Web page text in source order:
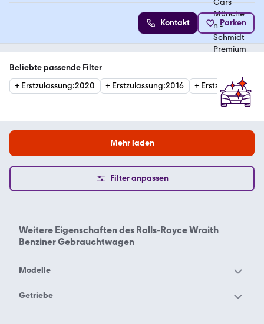
Kontakt Parken
Beliebte passende Filter
+ Erstzulassung:2020 + Erstzulassung:2016 + Erstzulassung
Mehr laden
Filter anpassen
Weitere Eigenschaften des Rolls-Royce Wraith
Benziner Gebrauchtwagen
Modelle
Rolls-Royce Corniche
Getriebe